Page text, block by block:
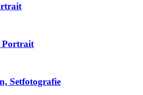
Portrait
Setfotografie